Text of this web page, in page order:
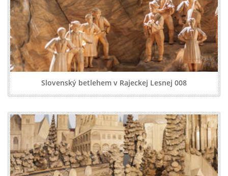
Slovenský betlehem v Rajeckej Lesnej 008